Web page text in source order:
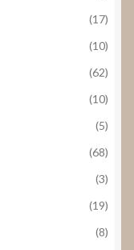
(17)
(10)
(62)
(10)
(5)
(68)
(3)
(19)
(8)